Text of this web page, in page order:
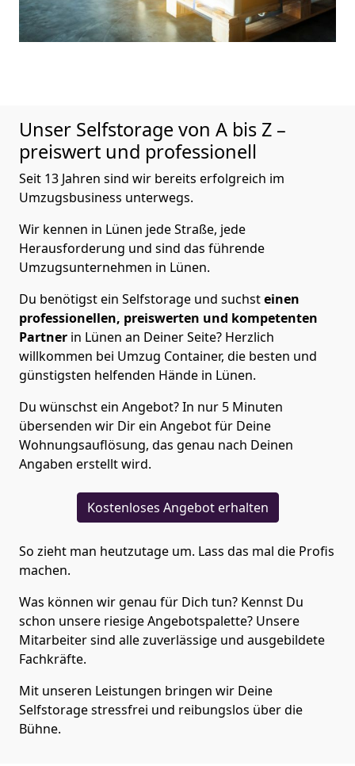
Unser Selfstorage von A bis Z –
preiswert und professionell
Seit 13 Jahren sind wir bereits erfolgreich im
Umzugsbusiness unterwegs.
Wir kennen in Lünen jede Straße, jede
Herausforderung und sind das führende
Umzugsunternehmen in Lünen.
Du benötigst ein Selfstorage und suchsteinen
professionellen, preiswerten und kompetenten
Partner in Lünen an Deiner Seite? Herzlich
willkommen bei Umzug Container, die besten und
günstigsten helfenden Hände in Lünen.
Du wünschst ein Angebot? In nur 5 Minuten
übersenden wir Dir ein Angebot für Deine
Wohnungsauflösung, das genau nach Deinen
Angaben erstellt wird.
Kostenloses Angebot erhalten
So zieht man heutzutage um. Lass das mal die Profis
machen.
Was können wir genau für Dich tun? Kennst Du
schon unsere riesige Angebotspalette? Unsere
Mitarbeiter sind alle zuverlässige und ausgebildete
Fachkräfte.
Mit unseren Leistungen bringen wir Deine
Selfstorage stressfrei und reibungslos über die
Bühne.